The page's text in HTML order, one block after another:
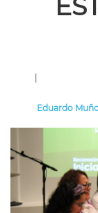
|
Eduardo